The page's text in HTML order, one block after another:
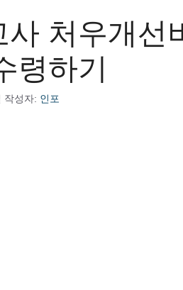
사 처우개선
령하기
작성자: 인포